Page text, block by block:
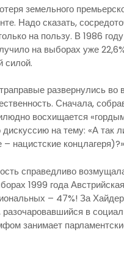
земельного
Надо сказать,
на пользу. В 1986
на выборах уже
силой.
развернулись во
Сначала,
восхищается
на тему: «А так
нацистские концлагеря)?»
справедливо
1999 года
– 47%! За
разочаровавшийся в
занимает